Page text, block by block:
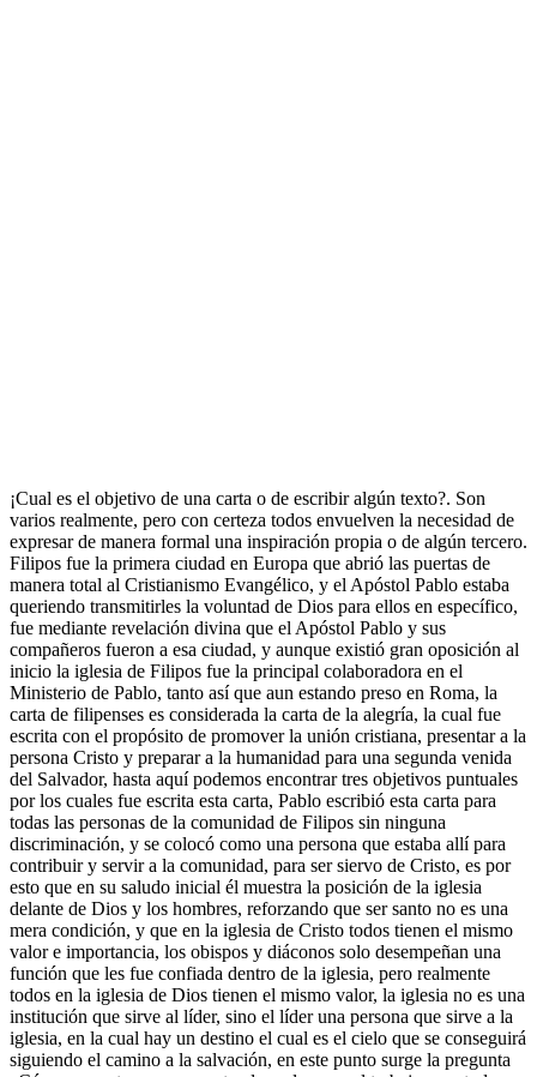
¡Cual es el objetivo de una carta o de escribir algún texto?. Son
varios realmente, pero con certeza todos envuelven la necesidad de
expresar de manera formal una inspiración propia o de algún tercero.
Filipos fue la primera ciudad en Europa que abrió las puertas de
manera total al Cristianismo Evangélico, y el Apóstol Pablo estaba
queriendo transmitirles la voluntad de Dios para ellos en específico,
fue mediante revelación divina que el Apóstol Pablo y sus
compañeros fueron a esa ciudad, y aunque existió gran oposición al
inicio la iglesia de Filipos fue la principal colaboradora en el
Ministerio de Pablo, tanto así que aun estando preso en Roma, la
carta de filipenses es considerada la carta de la alegría, la cual fue
escrita con el propósito de promover la unión cristiana, presentar a la
persona Cristo y preparar a la humanidad para una segunda venida
del Salvador, hasta aquí podemos encontrar tres objetivos puntuales
por los cuales fue escrita esta carta, Pablo escribió esta carta para
todas las personas de la comunidad de Filipos sin ninguna
discriminación, y se colocó como una persona que estaba allí para
contribuir y servir a la comunidad, para ser siervo de Cristo, es por
esto que en su saludo inicial él muestra la posición de la iglesia
delante de Dios y los hombres, reforzando que ser santo no es una
mera condición, y que en la iglesia de Cristo todos tienen el mismo
valor e importancia, los obispos y diáconos solo desempeñan una
función que les fue confiada dentro de la iglesia, pero realmente
todos en la iglesia de Dios tienen el mismo valor, la iglesia no es una
institución que sirve al líder, sino el líder una persona que sirve a la
iglesia, en la cual hay un destino el cual es el cielo que se conseguirá
siguiendo el camino a la salvación, en este punto surge la pregunta